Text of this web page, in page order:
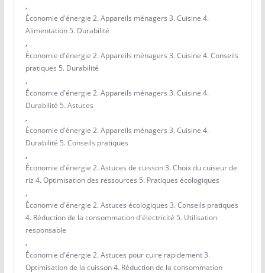
,
Économie d'énergie 2. Appareils ménagers 3. Cuisine 4.
Alimentation 5. Durabilité
,
Économie d'énergie 2. Appareils ménagers 3. Cuisine 4. Conseils
pratiques 5. Durabilité
,
Économie d'énergie 2. Appareils ménagers 3. Cuisine 4.
Durabilité 5. Astuces
,
Économie d'énergie 2. Appareils ménagers 3. Cuisine 4.
Durabilité 5. Conseils pratiques
,
Économie d'énergie 2. Astuces de cuisson 3. Choix du cuiseur de
riz 4. Optimisation des ressources 5. Pratiques écologiques
,
Économie d'énergie 2. Astuces écologiques 3. Conseils pratiques
4. Réduction de la consommation d'électricité 5. Utilisation
responsable
,
Économie d'énergie 2. Astuces pour cuire rapidement 3.
Optimisation de la cuisson 4. Réduction de la consommation